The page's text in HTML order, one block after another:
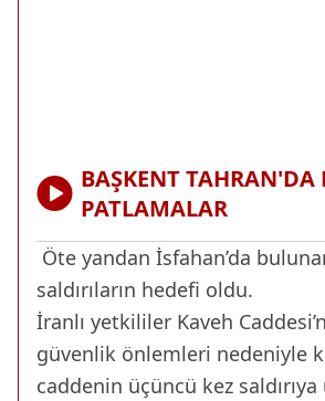
BAŞKENT TAHRAN'DA
PATLAMALAR
Öte yandan İsfahan’da
saldırıların hedefi oldu.
İranlı yetkililer Kaveh
güvenlik önlemleri nedeniyle
caddenin üçüncü kez saldırıya